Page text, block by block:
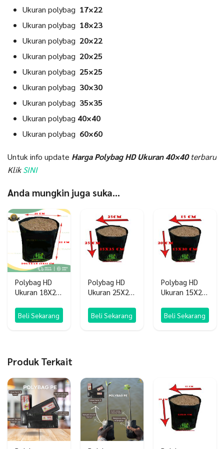
Ukuran polybag 17×22
Ukuran polybag 18×23
Ukuran polybag 20×22
Ukuran polybag 20×25
Ukuran polybag 25×25
Ukuran polybag 30×30
Ukuran polybag 35×35
Ukuran polybag 40×40
Ukuran polybag 60×60
Untuk info update Harga Polybag HD Ukuran 40×40terbaru
KlikSINI
Anda mungkin juga suka…
Polybag HD
Ukuran 18X22
Beli Sekarang
Polybag HD
Ukuran 25X25
Beli Sekarang
Polybag HD
Ukuran 15X20
Beli Sekarang
Produk Terkait